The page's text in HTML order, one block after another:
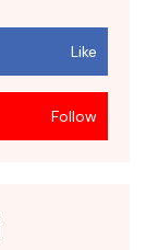
Like
Follow